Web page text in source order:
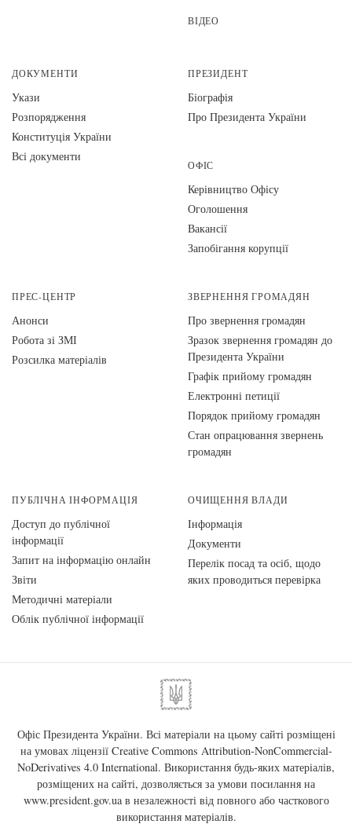
ВІДЕО
ДОКУМЕНТИ
Укази
Розпорядження
Конституція України
Всі документи
ПРЕЗИДЕНТ
Біографія
Про Президента України
ОФІС
Керівництво Офісу
Оголошення
Вакансії
Запобігання корупції
ПРЕС-ЦЕНТР
Анонси
Робота зі ЗМІ
Розсилка матеріалів
ЗВЕРНЕННЯ ГРОМАДЯН
Про звернення громадян
Зразок звернення громадян до
Президента України
Графік прийому громадян
Електронні петиції
Порядок прийому громадян
Стан опрацювання звернень
громадян
ПУБЛІЧНА ІНФОРМАЦІЯ
Доступ до публічної
інформації
Запит на інформацію онлайн
Звіти
Методичні матеріали
Облік публічної інформації
ОЧИЩЕННЯ ВЛАДИ
Інформація
Документи
Перелік посад та осіб, щодо
яких проводиться перевірка
Офіс Президента України. Всі матеріали на цьому сайті розміщені
на умовах ліцензії Creative Commons Attribution-NonCommercial-
NoDerivatives 4.0 International. Використання будь-яких матеріалів,
розміщених на сайті, дозволяється за умови посилання на
www.president.gov.uaв незалежності від повного або часткового
використання матеріалів.